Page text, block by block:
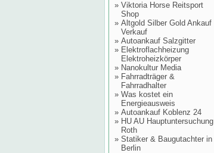
» Viktoria Horse Reitsport
Shop
» Altgold Silber Gold Ankauf
Verkauf
» Autoankauf Salzgitter
» Elektroflachheizung
Elektroheizkörper
» Nanokultur Media
» Fahrradträger &
Fahrradhalter
» Was kostet ein
Energieausweis
» Autoankauf Koblenz 24
» HU AU Hauptuntersuchung
Roth
» Statiker & Baugutachter in
Berlin